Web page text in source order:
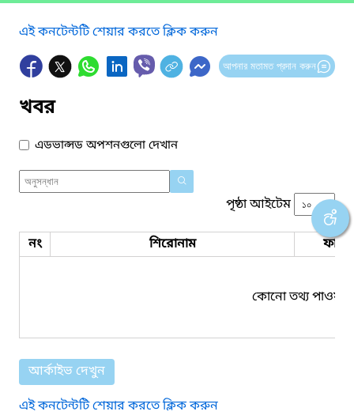
এই কনটেন্টটি শেয়ার করতে ক্লিক করুন
আপনার মতামত প্রদান করুন
খবর
এডভান্সড অপশনগুলো দেখান
পৃষ্ঠা আইটেম
নং শিরোনাম ফাইল
কোনো তথ্য পাওয়া
আর্কাইভ দেখুন
এই কনটেন্টটি শেয়ার করতে ক্লিক করুন